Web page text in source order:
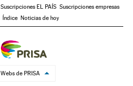
Suscripciones EL PAÍS Suscripciones empresas
Índice Noticias de hoy
Webs de PRISA